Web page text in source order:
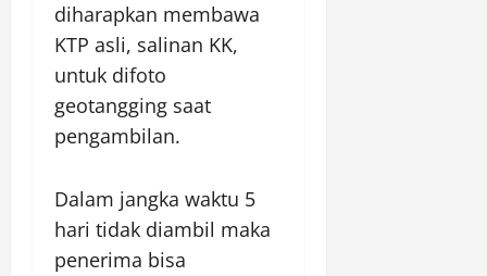
diharapkan membawa
KTP asli, salinan KK,
untuk difoto
geotangging saat
pengambilan.
Dalam jangka waktu 5
hari tidak diambil maka
penerima bisa